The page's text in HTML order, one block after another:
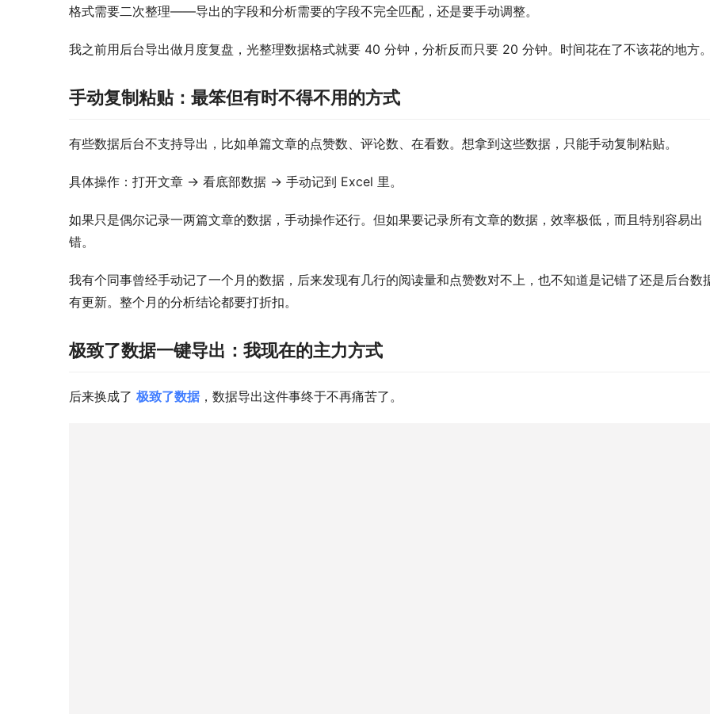
格式需要二次整理——导出的字段和分析需要的字段不完全匹配，还是要手动调整。
我之前用后台导出做月度复盘，光整理数据格式就要 40 分钟，分析反而只要 20 分钟。时间花在了不该花的地方
手动复制粘贴：最笨但有时不得不用的方式
有些数据后台不支持导出，比如单篇文章的点赞数、评论数、在看数。想拿到这些数据，只能手动复制粘贴。
具体操作：打开文章 → 看底部数据 → 手动记到 Excel 里。
如果只是偶尔记录一两篇文章的数据，手动操作还行。但如果要记录所有文章的数据，效率极低，而且特别容易出
错。
我有个同事曾经手动记了一个月的数据，后来发现有几行的阅读量和点赞数对不上，也不知道是记错了还是后台数
有更新。整个月的分析结论都要打折扣。
极致了数据一键导出：我现在的主力方式
后来换成了 极致了数据，数据导出这件事终于不再痛苦了。